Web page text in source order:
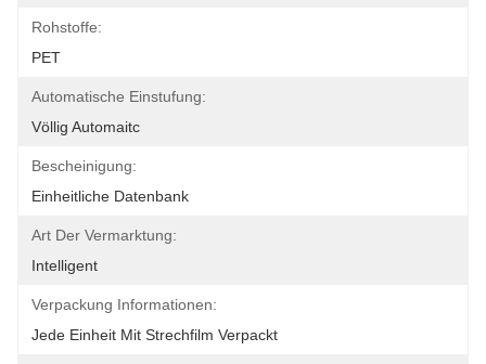
Rohstoffe:
PET
Automatische Einstufung:
Völlig Automaitc
Bescheinigung:
Einheitliche Datenbank
Art Der Vermarktung:
Intelligent
Verpackung Informationen:
Jede Einheit Mit Strechfilm Verpackt